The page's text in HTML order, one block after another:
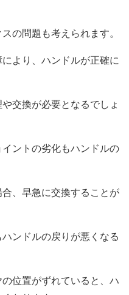
の問題も考えられます。
より、ハンドルが正確に
交換が必要となるでしょ
ントの劣化もハンドルの
、早急に交換することが
ンドルの戻りが悪くなる
位置がずれていると、ハ